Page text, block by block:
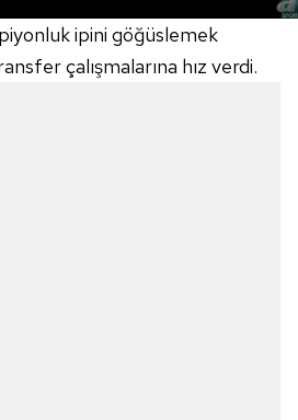
ipini göğüslemek
çalışmalarına hız verdi.